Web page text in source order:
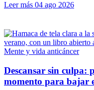
Leer más 04 ago 2026
Mente y vida anticáncer
Descansar sin culpa:
momento para bajar